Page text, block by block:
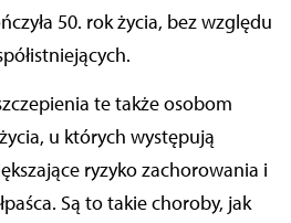
50. rok życia, bez względu
te także osobom
u których występują
ryzyko zachorowania i
Są to takie choroby, jak